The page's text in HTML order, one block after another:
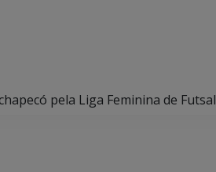
pela Liga Feminina de Futsal